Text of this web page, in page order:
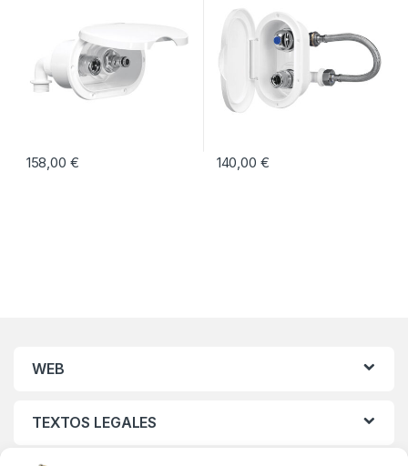
158,00 € 140,00 €
WEB
TEXTOS LEGALES